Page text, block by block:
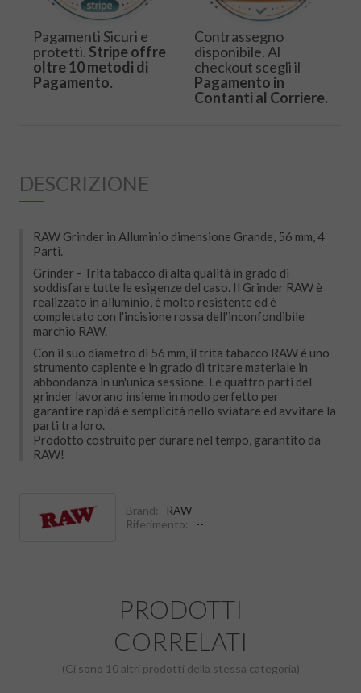
Pagamenti Sicuri e
protetti. Stripe offre
oltre 10 metodi di
Pagamento.
Contrassegno
disponibile. Al
checkout scegli il
Pagamento in
Contanti al Corriere.
DESCRIZIONE
RAW Grinder in Alluminio dimensione Grande, 56 mm, 4
Parti.
Grinder - Trita tabacco di alta qualità in grado di
soddisfare tutte le esigenze del caso. Il Grinder RAW è
realizzato in alluminio, è molto resistente ed è
completato con l'incisione rossa dell'inconfondibile
marchio RAW.
Con il suo diametro di 56 mm, il trita tabacco RAW è uno
strumento capiente e in grado di tritare materiale in
abbondanza in un'unica sessione. Le quattro parti del
grinder lavorano insieme in modo perfetto per
garantire rapidà e semplicità nello sviatare ed avvitare la
parti tra loro.
Prodotto costruito per durare nel tempo, garantito da
RAW!
Brand:
RAW
Riferimento:
--
PRODOTTI
CORRELATI
(Ci sono 10 altri prodotti della stessa categoria)